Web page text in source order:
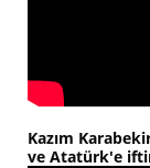
Kazım
ve Atatürk'e